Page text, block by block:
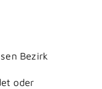
Bezirk
oder